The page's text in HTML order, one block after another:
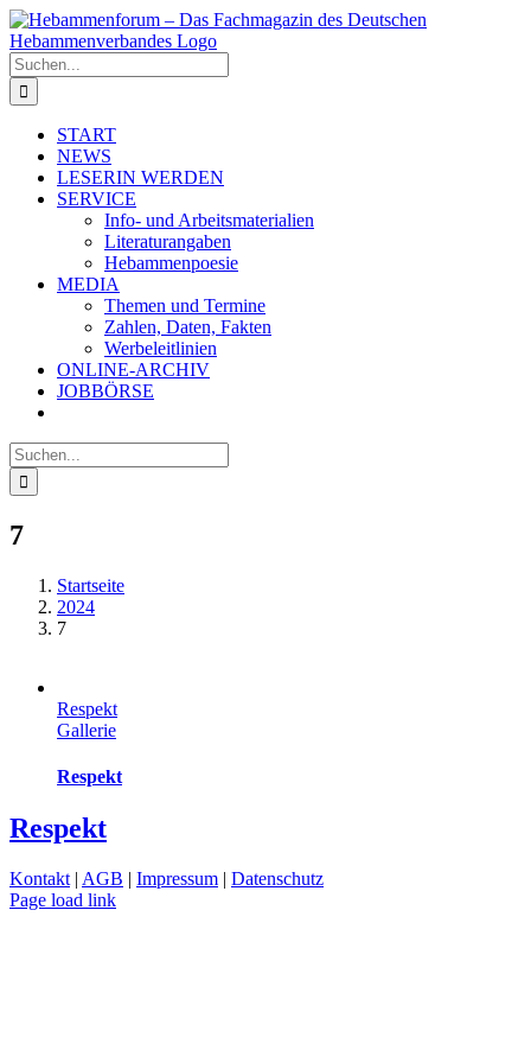
Zum
Inhalt
springen
Suche
nach:
START
NEWS
LESERIN WERDEN
SERVICE
Info- und Arbeitsmaterialien
Literaturangaben
Hebammenpoesie
MEDIA
Themen und Termine
Zahlen, Daten, Fakten
Werbeleitlinien
ONLINE-ARCHIV
JOBBÖRSE
Suche
nach:
7
Startseite
2024
7
Respekt
Gallerie
Respekt
Respekt
Kontakt | AGB | Impressum | Datenschutz
Page load link